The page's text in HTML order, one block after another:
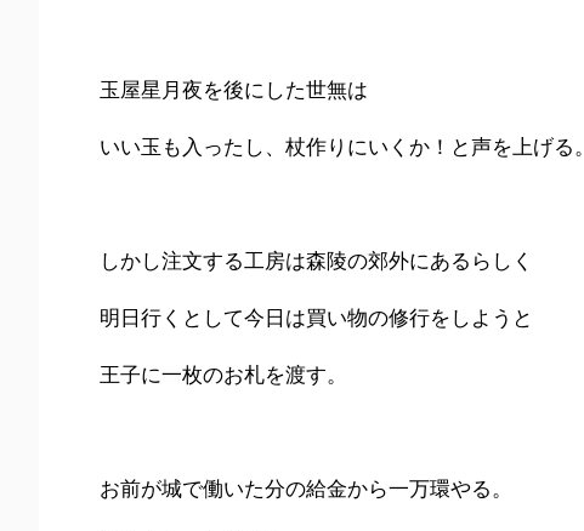
玉屋星月夜を後にした世無は
いい玉も入ったし、杖作りにいくか！と声を上げる。
しかし注文する工房は森陵の郊外にあるらしく
明日行くとして今日は買い物の修行をしようと
王子に一枚のお札を渡す。
お前が城で働いた分の給金から一万環やる。